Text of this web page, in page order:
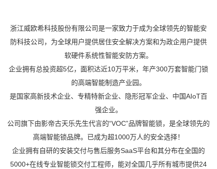
浙江威欧希科技股份有限公司是一家致力于成为全球领先的智能安
防科技公司，为全球用户提供居住安全解决方案和为政企用户提供
软硬件系统性智能安防方案。
企业拥有总投资超5亿，面积达近10万平米，年产300万套智能门锁
的高端智能制造产业园。
是国家高新技术企业、专精特新企业、隐形冠军企业、中国AIoT百
强企业。
公司旗下由影帝古天乐先生代言的“VOC”品牌智能锁，是全球领先的
高端智能锁品牌。已成为超1000万人的安全选择！
企业拥有自研的安装交付与售后服务SaaS平台和其分布在全国的
5000+在线专业智能锁交付工程师，能对全国几乎所有城市提供24